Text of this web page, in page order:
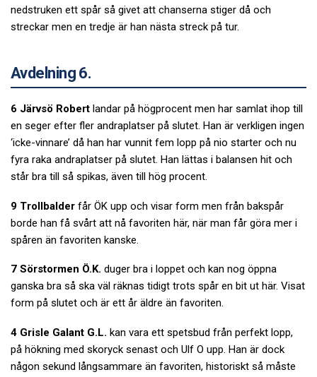
nedstruken ett spår så givet att chanserna stiger då och
streckar men en tredje är han nästa streck på tur.
Avdelning 6.
6 Järvsö Robert landar på högprocent men har samlat ihop till
en seger efter fler andraplatser på slutet. Han är verkligen ingen
‘icke-vinnare’ då han har vunnit fem lopp på nio starter och nu
fyra raka andraplatser på slutet. Han lättas i balansen hit och
står bra till så spikas, även till hög procent.
9 Trollbalder får ÖK upp och visar form men från bakspår
borde han få svårt att nå favoriten här, när man får göra mer i
spåren än favoriten kanske.
7 Sörstormen Ö.K. duger bra i loppet och kan nog öppna
ganska bra så ska väl räknas tidigt trots spår en bit ut här. Visat
form på slutet och är ett år äldre än favoriten.
4 Grisle Galant G.L. kan vara ett spetsbud från perfekt lopp,
på hökning med skoryck senast och Ulf O upp. Han är dock
någon sekund långsammare än favoriten, historiskt så måste